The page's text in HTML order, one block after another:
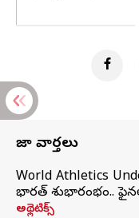
తాజా వార్తలు
World Athletics
భారత్‌ శుభారంభం..
అథ్లెటిక్స్